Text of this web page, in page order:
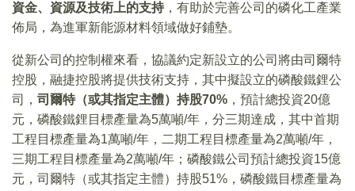
資金、資源及技術上的支持，有助於完善公司的磷化工產業
佈局，為進軍新能源材料領域做好鋪墊。
從新公司的控制權來看，協議約定新設立的公司將由司爾特
控股，融捷控股將提供技術支持，其中擬設立的磷酸鐵鋰公
司， 司爾特（或其指定主體）持股70% ，預計總投資20億
元，磷酸鐵鋰目標產量為5萬噸/年，分三期達成，其中首期
工程目標產量為1萬噸/年，二期工程目標產量為2萬噸/年，
三期工程目標產量為2萬噸/年；磷酸鐵公司預計總投資15億
元，司爾特（或其指定主體）持股51%，磷酸鐵目標產量為